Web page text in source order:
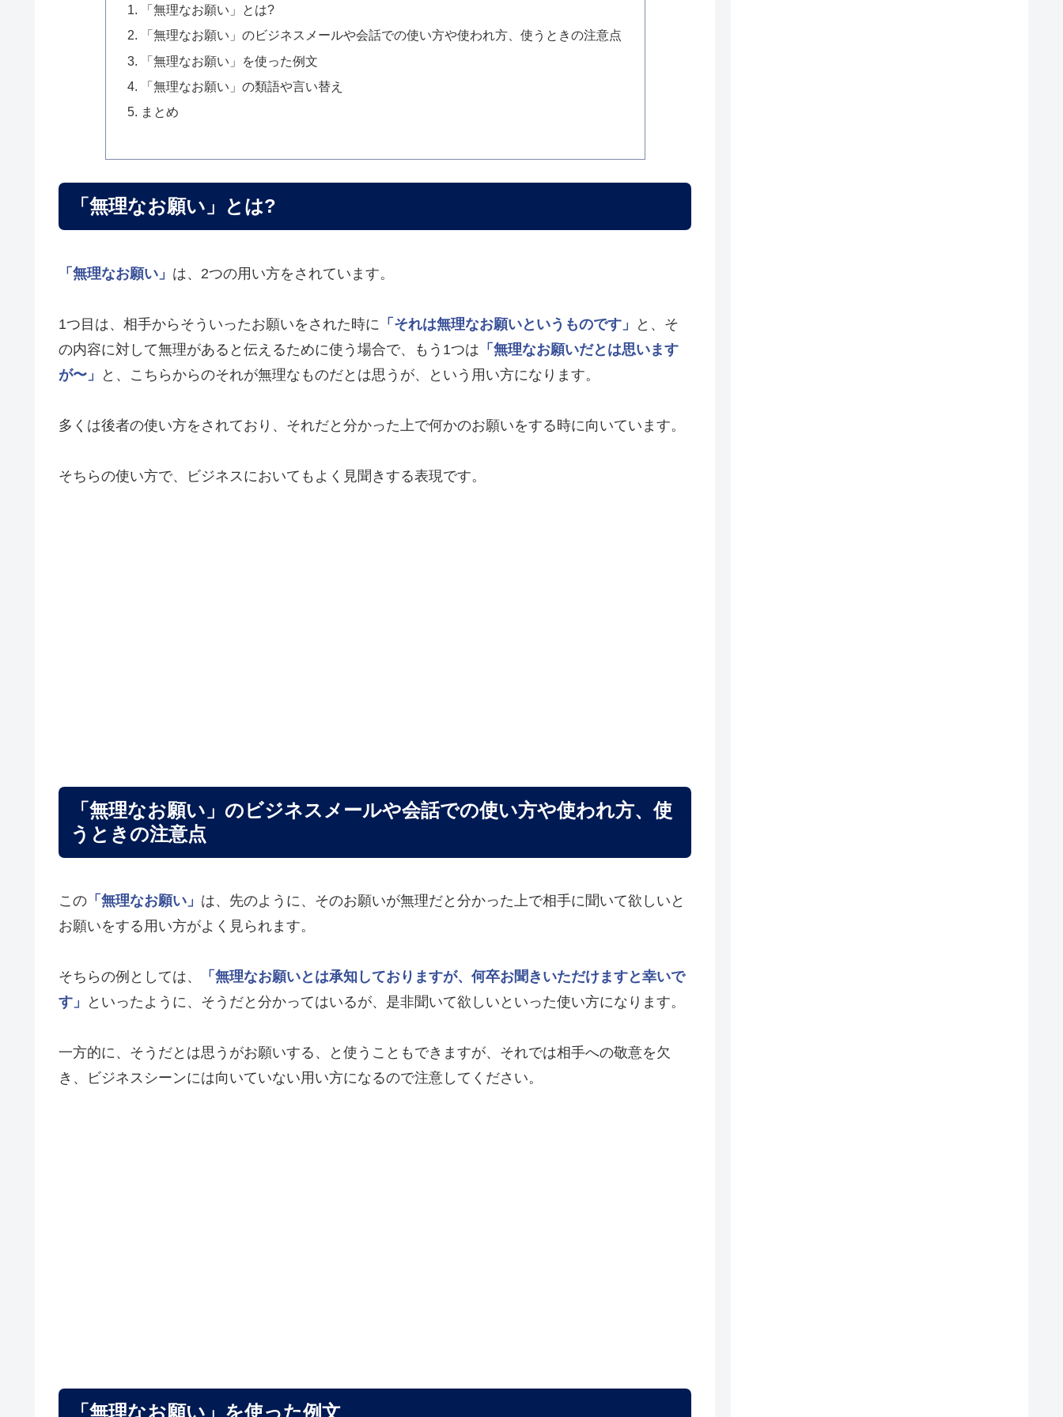
「無理なお願い」とは?
「無理なお願い」のビジネスメールや会話での使い方や使われ方、使うときの注意点
「無理なお願い」を使った例文
「無理なお願い」の類語や言い替え
まとめ
「無理なお願い」とは?
「無理なお願い」 は、2つの用い方をされています。
1つ目は、相手からそういったお願いをされた時に 「それは無理なお願いというものです」
と、そ
の内容に対して無理があると伝えるために使う場合で、もう1つは 「無理なお願いだとは思います
が〜」
と、こちらからのそれが無理なものだとは思うが、という用い方になります。
多くは後者の使い方をされており、それだと分かった上で何かのお願いをする時に向いています。
そちらの使い方で、ビジネスにおいてもよく見聞きする表現です。
「無理なお願い」のビジネスメールや会話での使い方や使われ方、使
うときの注意点
この 「無理なお願い」 は、先のように、そのお願いが無理だと分かった上で相手に聞いて欲しいと
お願いをする用い方がよく見られます。
そちらの例としては、
「無理なお願いとは承知しておりますが、何卒お聞きいただけますと幸いで
す」
といったように、そうだと分かってはいるが、是非聞いて欲しいといった使い方になります。
一方的に、そうだとは思うがお願いする、と使うこともできますが、それでは相手への敬意を欠
き、ビジネスシーンには向いていない用い方になるので注意してください。
「無理なお願い」を使った例文